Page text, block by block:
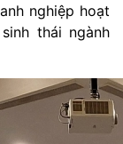
nghiệp hoạt
thái ngành